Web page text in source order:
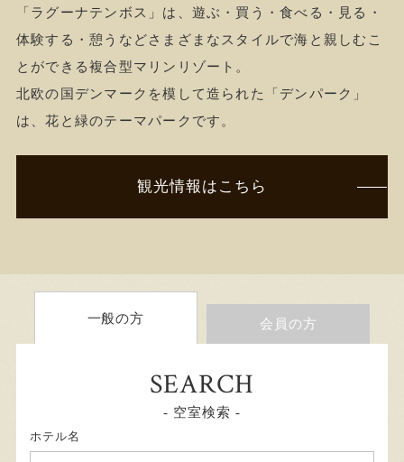
「ラグーナテンボス」は、遊ぶ・買う・食べる・見る・
体験する・憩うなどさまざまなスタイルで海と親しむこ
とができる複合型マリンリゾート。
北欧の国デンマークを模して造られた「デンパーク」
は、花と緑のテーマパークです。
観光情報はこちら
一般の方 会員の方
SEARCH
- 空室検索 -
ホテル名